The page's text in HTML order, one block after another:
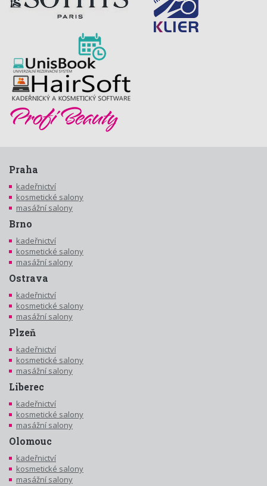
Praha
kadeřnictví
kosmetické salony
masážní salony
Brno
kadeřnictví
kosmetické salony
masážní salony
Ostrava
kadeřnictví
kosmetické salony
masážní salony
Plzeň
kadeřnictví
kosmetické salony
masážní salony
Liberec
kadeřnictví
kosmetické salony
masážní salony
Olomouc
kadeřnictví
kosmetické salony
masážní salony